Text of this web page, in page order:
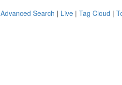
Advanced Search | Live | Tag Cloud |